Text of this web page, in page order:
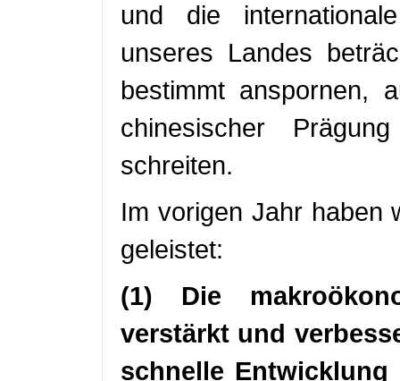
und die
unseres Landes
bestimmt anspornen,
chinesischer
schreiten.
Im vorigen Jahr haben
geleistet:
(1) Die
verstärkt und
schnelle